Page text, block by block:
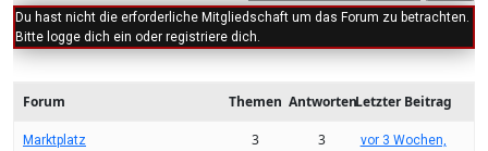
Du hast nicht die erforderliche Mitgliedschaft um das Forum zu betrachten.
Bitte logge dich ein oder registriere dich.
Forum Themen AntwortenLetzter Beitrag
Marktplatz 3 3
vor 3 Wochen,